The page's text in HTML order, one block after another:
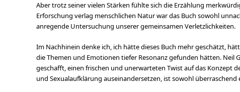
Aber trotz seiner vielen Stärken fühlte sich die Erzählung
Erforschung verlag menschlichen Natur war das Buch sowohl
anregende Untersuchung unserer gemeinsamen Verletzlichkeiten.
Im Nachhinein denke ich, ich hätte dieses Buch mehr geschätzt,
die Themen und Emotionen tiefer Resonanz gefunden hätten. Neil
geschafft, einen frischen und unerwarteten Twist auf das Konzept
und Sexualaufklärung auseinandersetzen, ist sowohl